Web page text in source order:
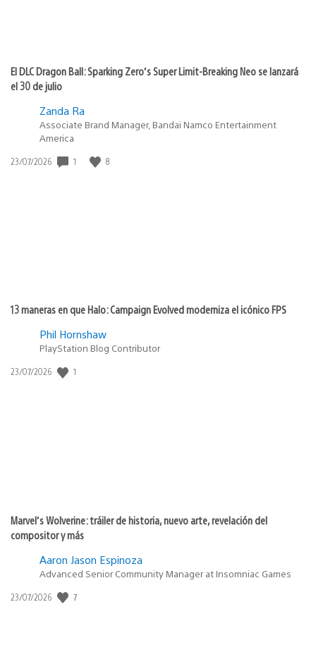
El DLC Dragon Ball: Sparking Zero’s Super Limit-Breaking Neo se lanzará
el 30 de julio
Zanda Ra
Associate Brand Manager, Bandai Namco Entertainment
America
Fecha
23/07/2026 1 8
13 maneras en que Halo: Campaign Evolved moderniza el icónico FPS
Phil Hornshaw
PlayStation Blog Contributor
Fecha
23/07/2026 1
Marvel’s Wolverine: tráiler de historia, nuevo arte, revelación del
compositor y más
Aaron Jason Espinoza
Advanced Senior Community Manager at Insomniac Games
Fecha
23/07/2026 7